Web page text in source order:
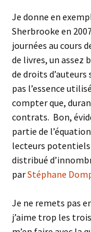
Je donne en
Sherbrooke en
journées au cours
de livres, un assez
de droits d’auteurs
pas l’essence
compter que,
contrats. Bon,
partie de
lecteurs
distribué
parStéphane
Je ne remets pas
j’aime trop les